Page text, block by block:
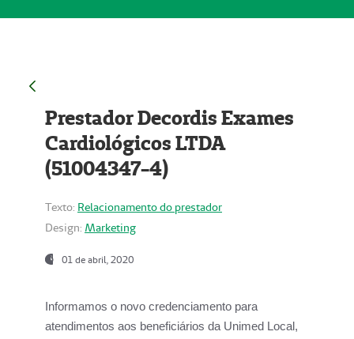
Prestador Decordis Exames
Cardiológicos LTDA
(51004347-4)
Texto: Relacionamento do prestador
Design: Marketing
01 de abril, 2020
Informamos o novo credenciamento para
atendimentos aos beneficiários da Unimed Local,